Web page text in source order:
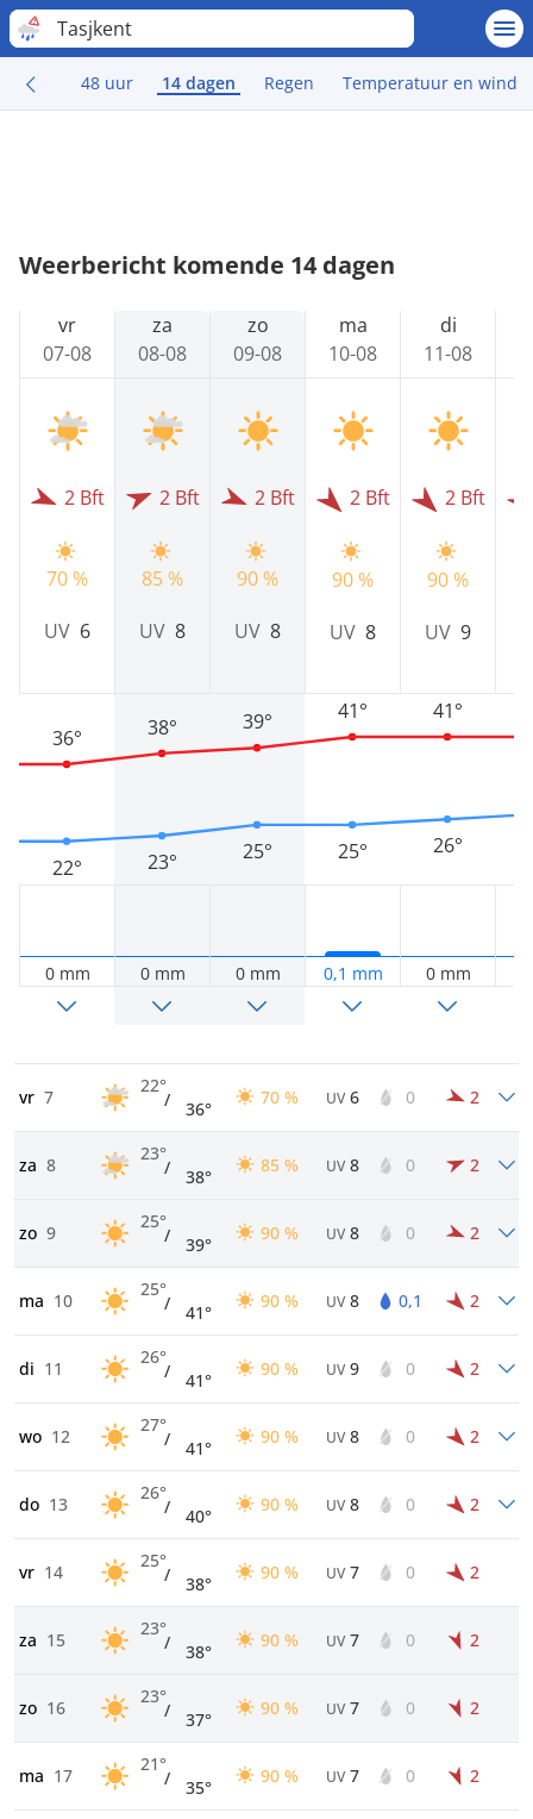
Tasjkent
48 uur 14 dagen Regen Temperatuur en wind
Weerbericht komende 14 dagen
vr
07-08
2 Bft
70 %
UV 6
22°
36°
0 mm
za
08-08
2 Bft
85 %
UV 8
23°
38°
0 mm
zo
09-08
2 Bft
90 %
UV 8
25°
39°
0 mm
ma
10-08
2 Bft
90 %
UV 8
25°
41°
0,1 mm
di
11-08
2 Bft
90 %
UV 9
26°
41°
0 mm
vr 7
22°
/ 36°
70 % UV 6 0 2
za 8
23°
/ 38°
85 % UV 8 0 2
zo 9
25°
/ 39°
90 % UV 8 0 2
ma 10
25°
/ 41°
90 % UV 8 0,1 2
di 11
26°
/ 41°
90 % UV 9 0 2
wo 12
27°
/ 41°
90 % UV 8 0 2
do 13
26°
/ 40°
90 % UV 8 0 2
vr 14
25°
/ 38°
90 % UV 7 0 2
za 15
23°
/ 38°
90 % UV 7 0 2
zo 16
23°
/ 37°
90 % UV 7 0 2
ma 17
21°
/ 35°
90 % UV 7 0 2